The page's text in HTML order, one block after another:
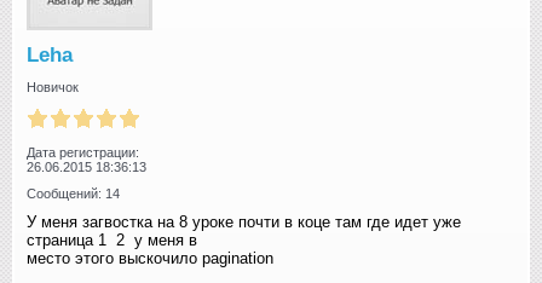
Leha
Новичок
Дата регистрации:
26.06.2015 18:36:13
Сообщений: 14
У меня загвостка на 8 уроке почти в коце там где идет уже
страница 1 2 у меня в
место этого выскочило pagination